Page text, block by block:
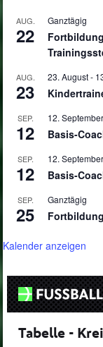
AUG.
22
Ganztägig
AUG.
23
23. August-
SEP.
12
12. September
Basis-
SEP.
12
12. September
Basis-
SEP.
25
Ganztägig
Kalender anzeigen